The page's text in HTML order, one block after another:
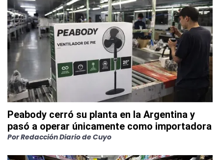
Peabody cerró su planta en la Argentina y
pasó a operar únicamente como importadora
PorRedacción Diario de Cuyo